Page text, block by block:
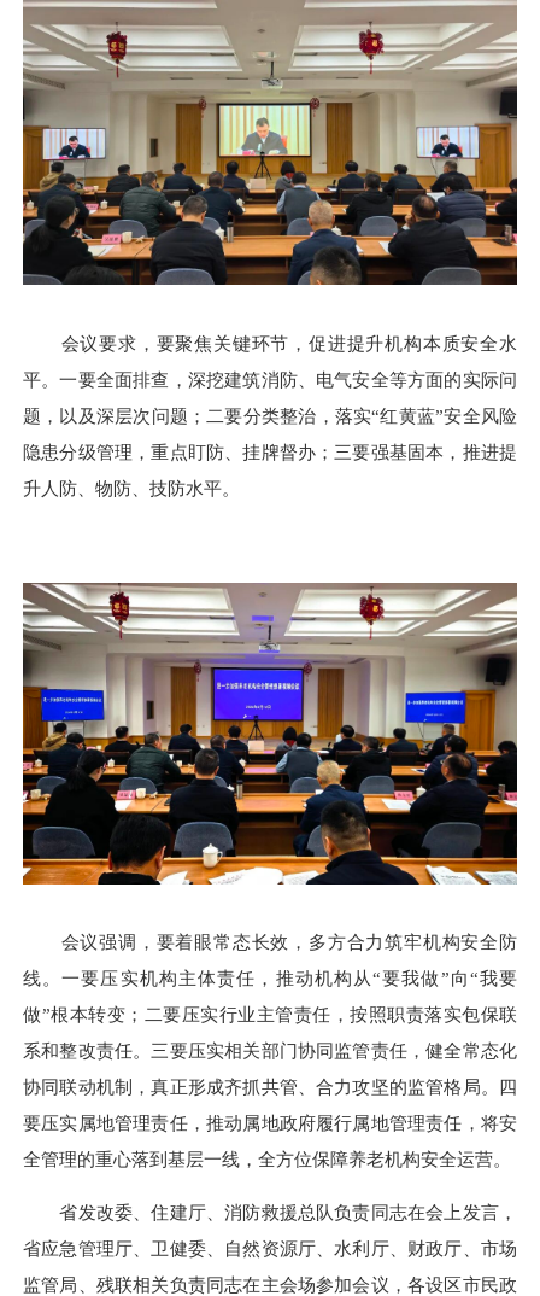
会议要求，要聚焦关键环节，促进提升机构本质安全水
平。一要全面排查，深挖建筑消防、电气安全等方面的实际问
题，以及深层次问题；二要分类整治，落实“红黄蓝”安全风险
隐患分级管理，重点盯防、挂牌督办；三要强基固本，推进提
升人防、物防、技防水平。
会议强调，要着眼常态长效，多方合力筑牢机构安全防
线。一要压实机构主体责任，推动机构从“要我做”向“我要
做”根本转变；二要压实行业主管责任，按照职责落实包保联
系和整改责任。三要压实相关部门协同监管责任，健全常态化
协同联动机制，真正形成齐抓共管、合力攻坚的监管格局。四
要压实属地管理责任，推动属地政府履行属地管理责任，将安
全管理的重心落到基层一线，全方位保障养老机构安全运营。
省发改委、住建厅、消防救援总队负责同志在会上发言，
省应急管理厅、卫健委、自然资源厅、水利厅、财政厅、市场
监管局、残联相关负责同志在主会场参加会议，各设区市民政